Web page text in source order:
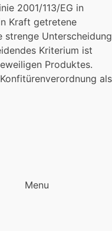
2001/113/EG in
Kraft getretene
strenge Unterscheidung
Kriterium ist
Produktes.
als
Menu